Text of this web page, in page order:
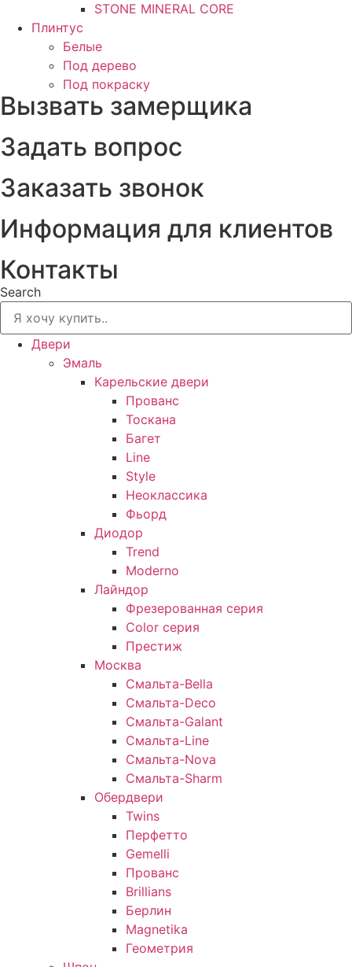
STONE MINERAL CORE
Плинтус
Белые
Под дерево
Под покраску
Вызвать замерщика
Задать вопрос
Заказать звонок
Информация для клиентов
Контакты
Search
Двери
Эмаль
Карельские двери
Прованc
Тоскана
Багет
Line
Style
Неоклассика
Фьорд
Диодор
Trend
Moderno
Лайндор
Фрезерованная серия
Color серия
Престиж
Москва
Смальта-Bella
Смальта-Deco
Смальта-Galant
Смальта-Line
Смальта-Nova
Смальта-Sharm
Обердвери
Twins
Перфетто
Gemelli
Прованс
Brillians
Берлин
Magnetika
Геометрия